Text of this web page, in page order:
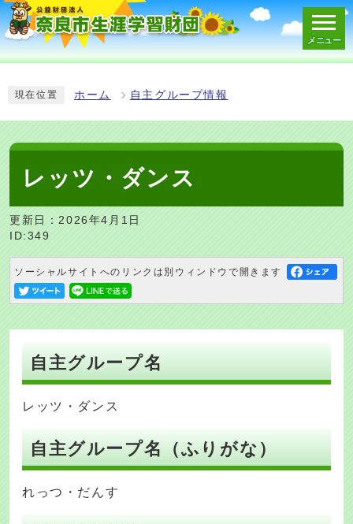
メニュー
現在位置 ホーム 自主グループ情報
レッツ・ダンス
更新日：2026年4月1日
ID:349
ソーシャルサイトへのリンクは別ウィンドウで開きます
自主グループ名
レッツ・ダンス
自主グループ名（ふりがな）
れっつ・だんす